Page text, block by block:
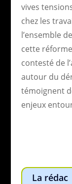
vives
chez les
l’ensemble
cette
contesté de
autour du
témoignent
enjeux
La rédac